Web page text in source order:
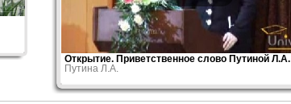
Открытие. Приветственное слово Путиной Л.А.
Путина Л.А.